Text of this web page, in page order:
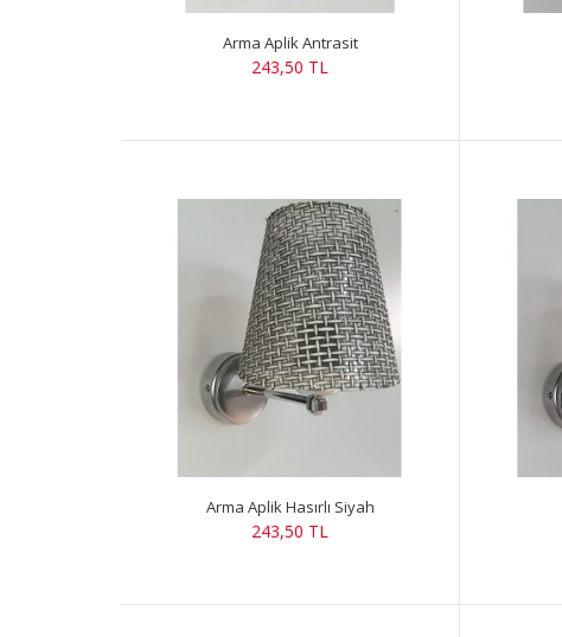
Arma Aplik Antrasit
243,50 TL
Arma Aplik Hasırlı Siyah
243,50 TL